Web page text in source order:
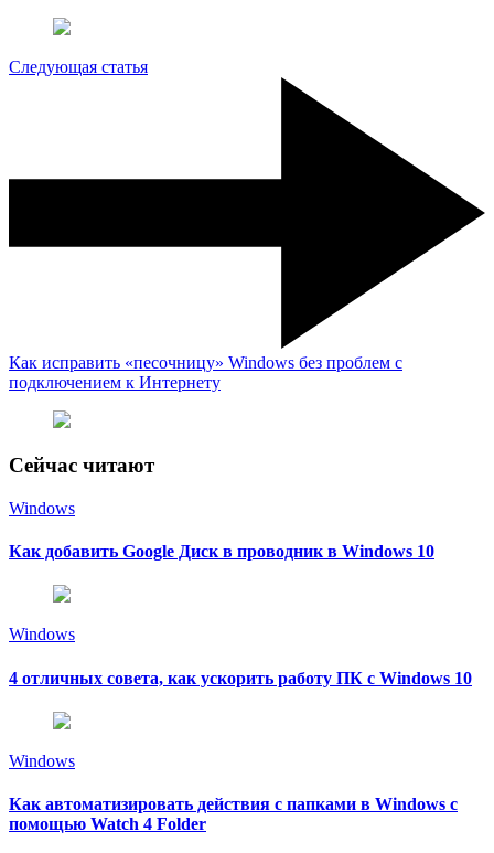
Следующая статья
Как исправить «песочницу» Windows без проблем с
подключением к Интернету
Сейчас читают
Windows
Как добавить Google Диск в проводник в Windows 10
Windows
4 отличных совета, как ускорить работу ПК с Windows 10
Windows
Как автоматизировать действия с папками в Windows с
помощью Watch 4 Folder